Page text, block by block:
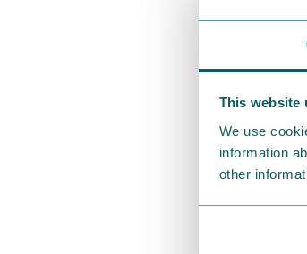
This website
We use
information
other